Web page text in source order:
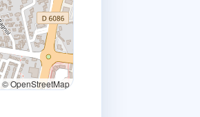
© OpenStreetMap